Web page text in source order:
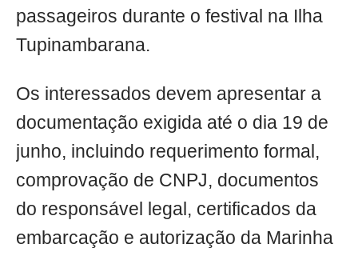
passageiros durante o festival na Ilha
Tupinambarana.
Os interessados devem apresentar a
documentação exigida até o dia 19 de
junho, incluindo requerimento formal,
comprovação de CNPJ, documentos
do responsável legal, certificados da
embarcação e autorização da Marinha